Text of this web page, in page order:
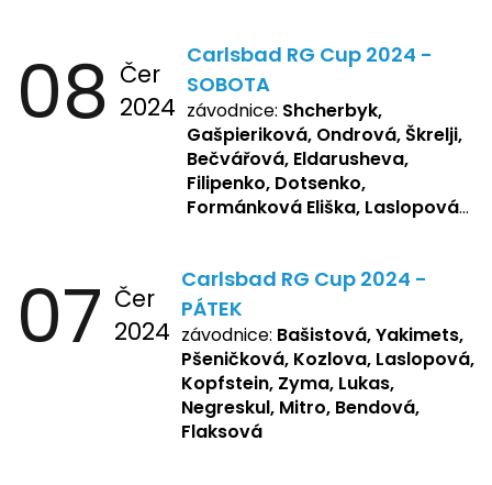
08 Čer
2024
Carlsbad RG Cup 2024 -
SOBOTA
závodnice: Shcherbyk,
Gašpieriková, Ondrová, Škrelji,
Bečvářová, Eldarusheva,
Filipenko, Dotsenko,
Formánková Eliška, Laslopová
Žbánková, Bašistová Beáta,
Yakimets, Pšeničková Vanesa,
Kozlova Nelly, Laslopová B.,
Kopfstein, Lukas, Negreskul ,
Mitro, Bendová, Flaksová
07 Čer
2024
Carlsbad RG Cup 2024 -
PÁTEK
závodnice: Bašistová, Yakimets,
Pšeničková, Kozlova, Laslopová,
Kopfstein, Zyma, Lukas,
Negreskul, Mitro, Bendová,
Flaksová